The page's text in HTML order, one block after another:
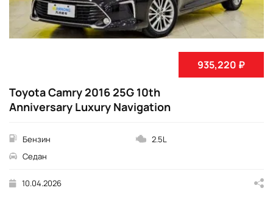
935,220 ₽
Toyota Camry 2016 25G 10th
Anniversary Luxury Navigation
Бензин
2.5L
Седан
10.04.2026